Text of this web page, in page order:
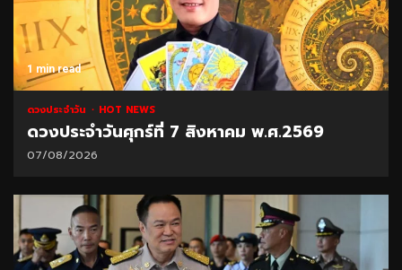
1 min read
ดวงประจำวัน HOT NEWS
ดวงประจำวันศุกร์ที่ 7 สิงหาคม พ.ศ.2569
07/08/2026